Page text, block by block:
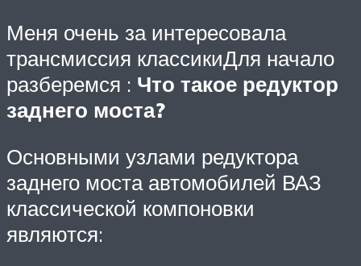
Меня очень за интересовала
трансмиссия классикиДля начало
разберемся : Что такое редуктор
заднего моста?
Основными узлами редуктора
заднего моста автомобилей ВАЗ
классической компоновки
являются: